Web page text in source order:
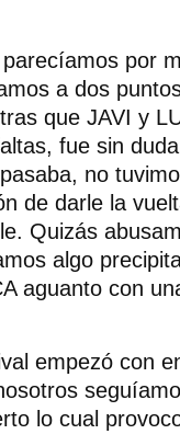
por
a dos
que JAVI y
fue sin
no
de darle la
Quizás
algo
aguanto con
empezó con
lo cual